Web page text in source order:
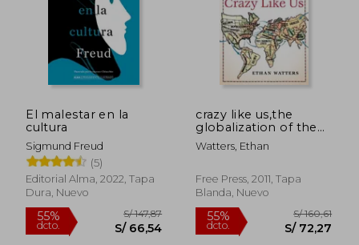
55%
dcto. S/ 107,04
55%
dcto. S/
El malestar en la
cultura
Sigmund Freud
(5)
Editorial Alma, 2022, Tapa
Dura, Nuevo
crazy like us,the
globalization of the
american psyche (en
Inglés)
Watters, Ethan
Free Press, 2011, Tapa
Blanda, Nuevo